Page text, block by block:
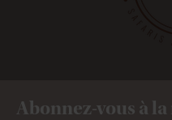
Abonnez-vous à